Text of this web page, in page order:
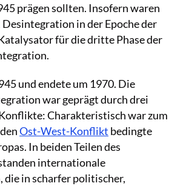
prägen sollten. Insofern waren
in der Epoche der
für die dritte Phase der
und endete um 1970. Die
war geprägt durch drei
Charakteristisch war zum
Ost-West-Konflikt bedingte
In beiden Teilen des
internationale
die in scharfer politischer,